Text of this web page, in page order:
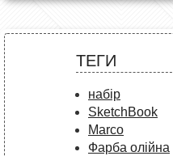
ТЕГИ
набір
SketchBook
Marco
Фарба олійна